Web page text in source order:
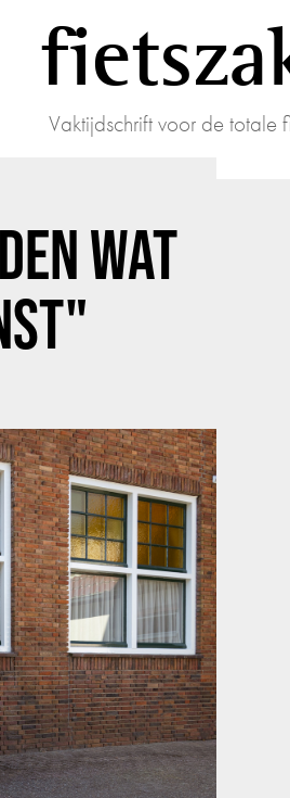
Vaktijdschrift voor de totale
WAT